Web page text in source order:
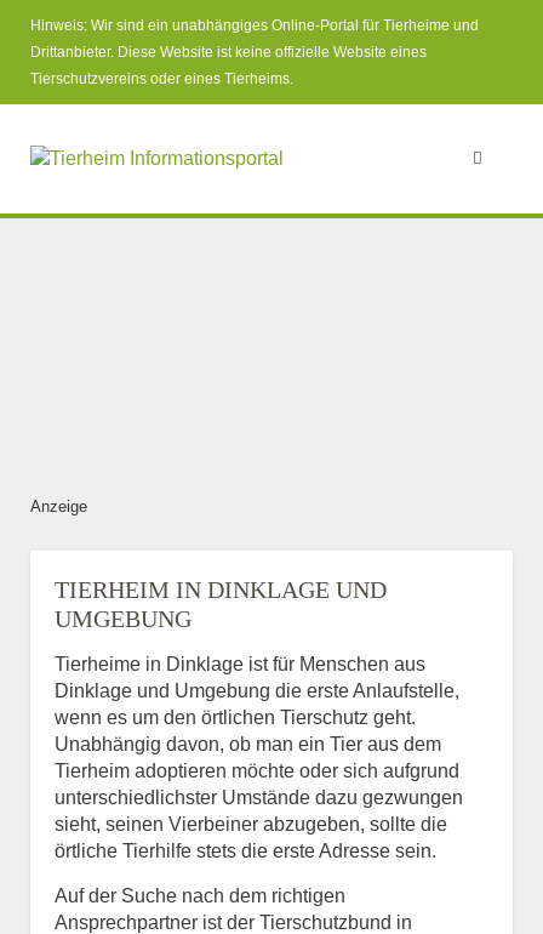
Hinweis: Wir sind ein unabhängiges Online-Portal für Tierheime und
Drittanbieter. Diese Website ist keine offizielle Website eines
Tierschutzvereins oder eines Tierheims.
Anzeige
TIERHEIM IN DINKLAGE UND
UMGEBUNG
Tierheime in Dinklage ist für Menschen aus
Dinklage und Umgebung die erste Anlaufstelle,
wenn es um den örtlichen Tierschutz geht.
Unabhängig davon, ob man ein Tier aus dem
Tierheim adoptieren möchte oder sich aufgrund
unterschiedlichster Umstände dazu gezwungen
sieht, seinen Vierbeiner abzugeben, sollte die
örtliche Tierhilfe stets die erste Adresse sein.
Auf der Suche nach dem richtigen
Ansprechpartner ist der Tierschutzbund in